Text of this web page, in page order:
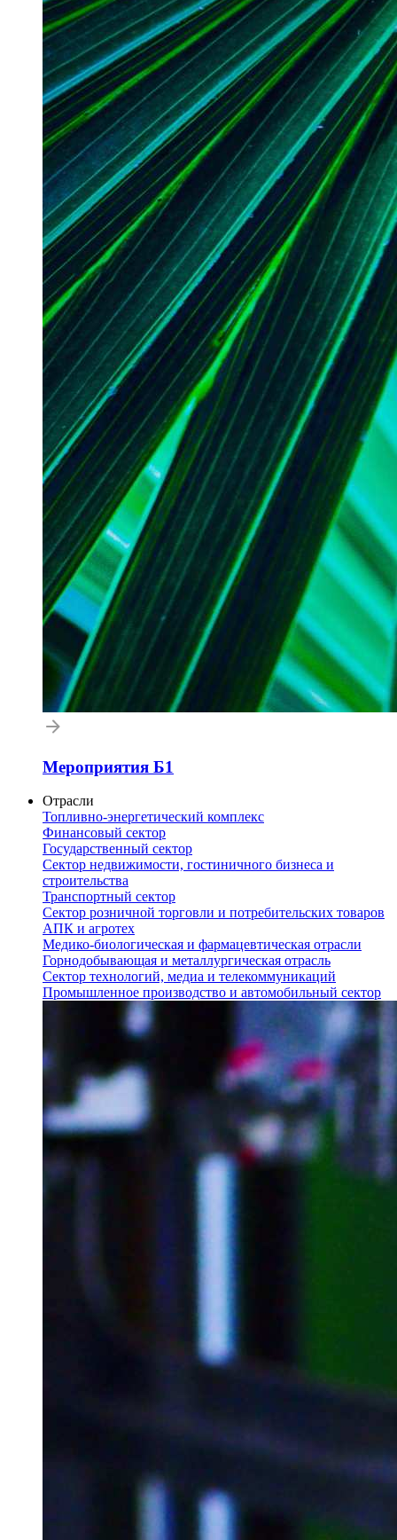
Мероприятия Б1
Отрасли
Топливно-энергетический комплекс
Финансовый сектор
Государственный сектор
Сектор недвижимости, гостиничного бизнеса и
строительства
Транспортный сектор
Сектор розничной торговли и потребительских товаров
АПК и агротех
Медико-биологическая и фармацевтическая отрасли
Горнодобывающая и металлургическая отрасль
Сектор технологий, медиа и телекоммуникаций
Промышленное производство и автомобильный сектор